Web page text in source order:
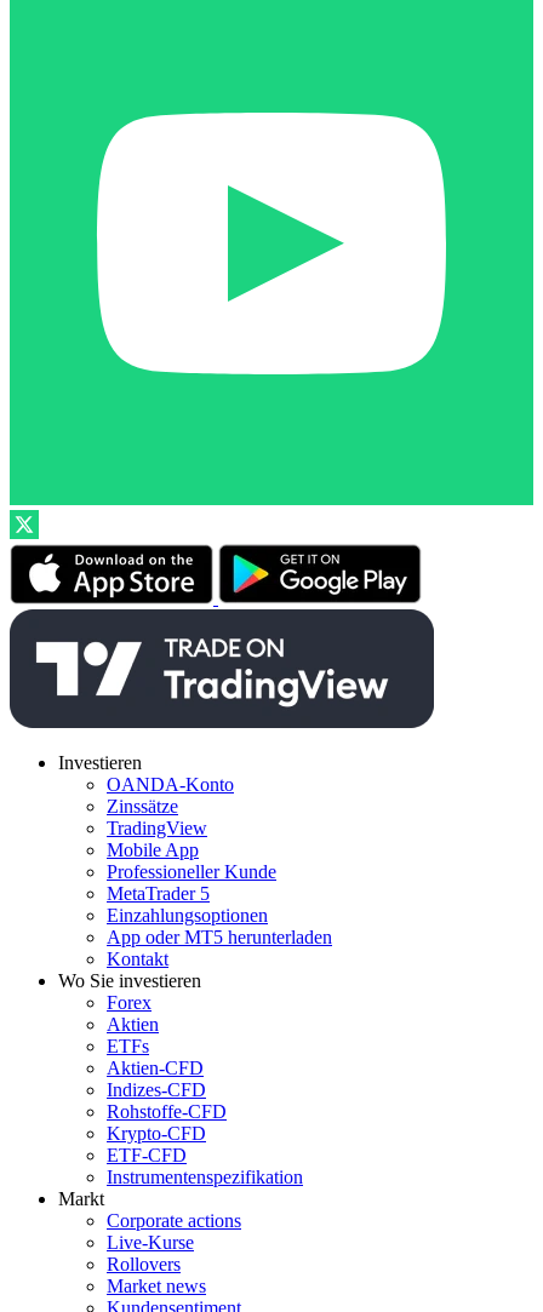
Investieren
OANDA-Konto
Zinssätze
TradingView
Mobile App
Professioneller Kunde
MetaTrader 5
Einzahlungsoptionen
App oder MT5 herunterladen
Kontakt
Wo Sie investieren
Forex
Aktien
ETFs
Aktien-CFD
Indizes-CFD
Rohstoffe-CFD
Krypto-CFD
ETF-CFD
Instrumentenspezifikation
Markt
Corporate actions
Live-Kurse
Rollovers
Market news
Kundensentiment